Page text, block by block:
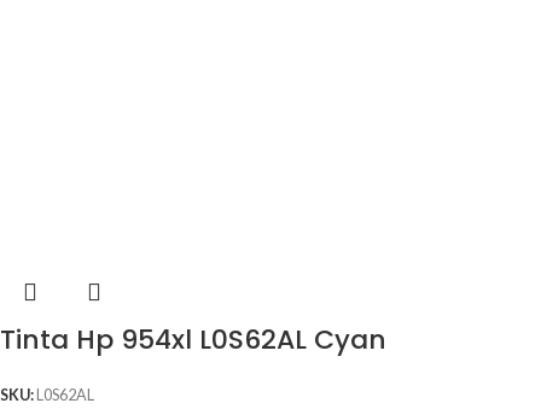
Tinta Hp 954xl L0S62AL Cyan
SKU:L0S62AL